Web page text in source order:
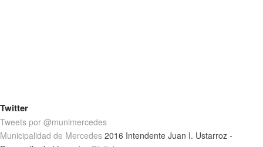
Twitter
Tweets por @munimercedes
Municipalidad de Mercedes 2016 Intendente Juan I. Ustarroz -